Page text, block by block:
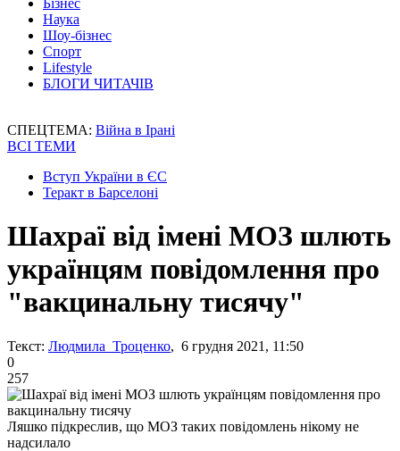
Бізнес
Наука
Шоу-бізнес
Спорт
Lifestyle
БЛОГИ ЧИТАЧІВ
СПЕЦТЕМА: Війна в Ірані
ВСІ ТЕМИ
Вступ України в ЄС
Теракт в Барселоні
Шахраї від імені МОЗ шлють
українцям повідомлення про
"вакцинальну тисячу"
Текст: Людмила Троценко, 6 грудня 2021, 11:50
0
257
Ляшко підкреслив, що МОЗ таких повідомлень нікому не
надсилало